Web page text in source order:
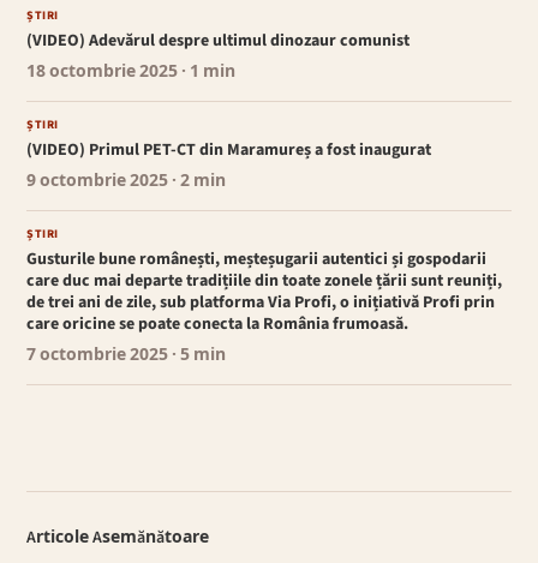
ȘTIRI
(VIDEO) Adevărul despre ultimul dinozaur comunist
18 octombrie 2025 · 1 min
ȘTIRI
(VIDEO) Primul PET-CT din Maramureș a fost inaugurat
9 octombrie 2025 · 2 min
ȘTIRI
Gusturile bune românești, meșteșugarii autentici și gospodarii
care duc mai departe tradițiile din toate zonele țării sunt reuniți,
de trei ani de zile, sub platforma Via Profi, o inițiativă Profi prin
care oricine se poate conecta la România frumoasă.
7 octombrie 2025 · 5 min
Articole Asemănătoare